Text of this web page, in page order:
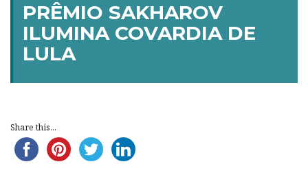
PRÊMIO SAKHAROV
ILUMINA COVARDIA DE
LULA
Share this...